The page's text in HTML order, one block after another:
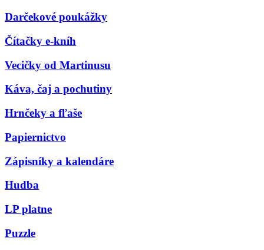
Darčekové poukážky
Čítačky e-kníh
Vecičky od Martinusu
Káva, čaj a pochutiny
Hrnčeky a fľaše
Papiernictvo
Zápisníky a kalendáre
Hudba
LP platne
Puzzle